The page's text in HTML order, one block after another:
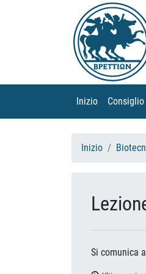
Inizio (current)
Inizio
Si comunica